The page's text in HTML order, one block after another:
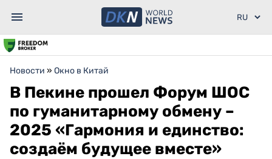
Новости » Окно в Китай
В Пекине прошел Форум ШОС
по гуманитарному обмену –
2025 «Гармония и единство:
создаём будущее вместе»